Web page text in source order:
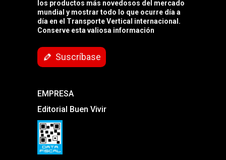
los productos más novedosos del mercado
mundial y mostrar todo lo que ocurre día a
día en el Transporte Vertical internacional.
Conserve esta valiosa información
Suscríbase
EMPRESA
Editorial Buen Vivir